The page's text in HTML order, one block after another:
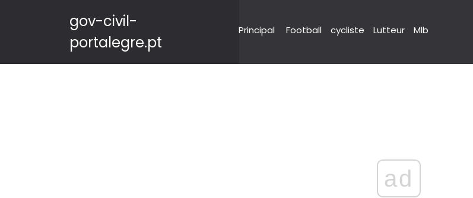
gov-civil-
portalegre.pt
Principal Football cycliste Lutteur Mlb
ad